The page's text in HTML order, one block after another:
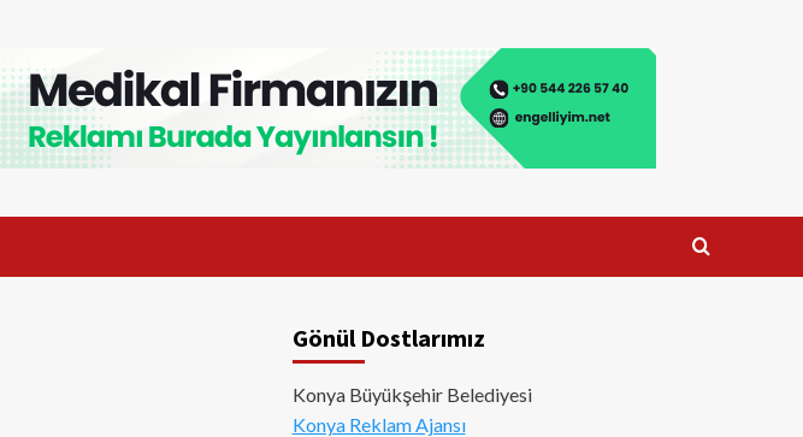
Gönül Dostlarımız
Konya Büyükşehir Belediyesi
Konya Reklam Ajansı